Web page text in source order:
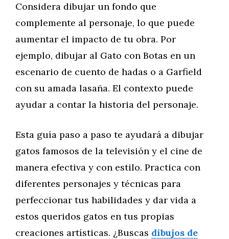
Considera dibujar un fondo que
complemente al personaje, lo que puede
aumentar el impacto de tu obra. Por
ejemplo, dibujar al Gato con Botas en un
escenario de cuento de hadas o a Garfield
con su amada lasaña. El contexto puede
ayudar a contar la historia del personaje.
Esta guía paso a paso te ayudará a dibujar
gatos famosos de la televisión y el cine de
manera efectiva y con estilo. Practica con
diferentes personajes y técnicas para
perfeccionar tus habilidades y dar vida a
estos queridos gatos en tus propias
creaciones artísticas. ¿Buscas dibujos de